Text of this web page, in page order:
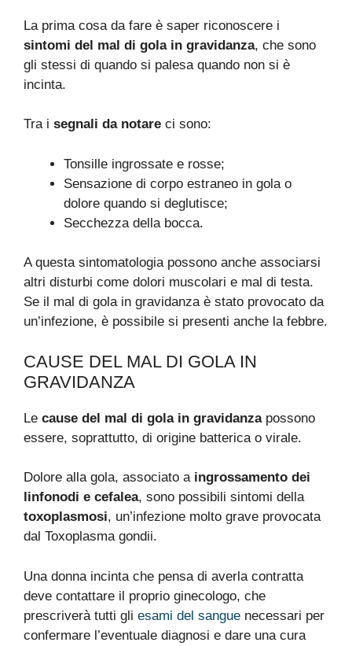
La prima cosa da fare è saper riconoscere i
sintomi del mal di gola in gravidanza, che sono
gli stessi di quando si palesa quando non si è
incinta.
Tra i segnali da notare ci sono:
Tonsille ingrossate e rosse;
Sensazione di corpo estraneo in gola o
dolore quando si deglutisce;
Secchezza della bocca.
A questa sintomatologia possono anche associarsi
altri disturbi come dolori muscolari e mal di testa.
Se il mal di gola in gravidanza è stato provocato da
un’infezione, è possibile si presenti anche la febbre.
CAUSE DEL MAL DI GOLA IN
GRAVIDANZA
Le cause del mal di gola in gravidanzapossono
essere, soprattutto, di origine batterica o virale.
Dolore alla gola, associato a ingrossamento dei
linfonodi e cefalea, sono possibili sintomi della
toxoplasmosi, un’infezione molto grave provocata
dal Toxoplasma gondii.
Una donna incinta che pensa di averla contratta
deve contattare il proprio ginecologo, che
prescriverà tutti gli esami del sangue necessari per
confermare l’eventuale diagnosi e dare una cura